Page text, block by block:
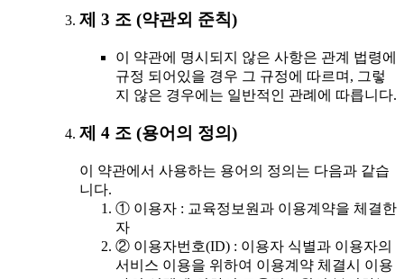
제 3 조 (약관외 준칙)
이 약관에 명시되지 않은 사항은 관계 법령에
규정 되어있을 경우 그 규정에 따르며, 그렇
지 않은 경우에는 일반적인 관례에 따릅니다.
제 4 조 (용어의 정의)
이 약관에서 사용하는 용어의 정의는 다음과 같습
니다.
① 이용자 : 교육정보원과 이용계약을 체결한
자
② 이용자번호(ID) : 이용자 식별과 이용자의
서비스 이용을 위하여 이용계약 체결시 이용